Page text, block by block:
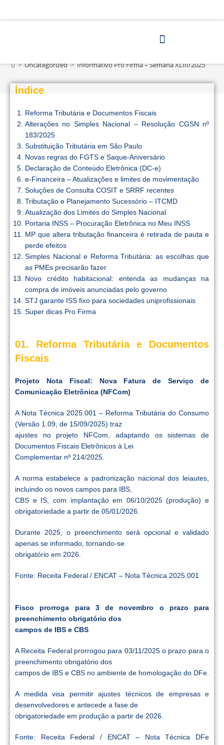
> Uncategorized > Informativo Pro Firma – Semana XLIII/2025
Índice
Reforma Tributária e Documentos Fiscais
Alterações no Simples Nacional – Resolução CGSN nº
183/2025
Substituição Tributária em São Paulo
Novas regras do FGTS e Saque-Aniversário
Declaração de Conteúdo Eletrônica (DC-e)
e-Financeira – Atualizações e limites de movimentação
Soluções de Consulta COSIT e SRRF recentes
Tributação e Planejamento Sucessório – ITCMD
Atualização dos Limites do Simples Nacional
Portaria INSS – Procuração Eletrônica no Meu INSS
MP que altera tributação financeira é retirada de pauta e
perde efeitos
Simples Nacional e Reforma Tributária: as escolhas que
as PMEs precisarão fazer
Novo crédito habitacional: entenda as mudanças na
compra de imóveis anunciadas pelo governo
STJ garante ISS fixo para sociedades uniprofissionais
Super dicas Pro Firma
01. Reforma Tributária e Documentos
Fiscais
Projeto Nota Fiscal: Nova Fatura de Serviço de
Comunicação Eletrônica (NFCom)
A Nota Técnica 2025.001 – Reforma Tributária do Consumo
(Versão 1.09, de 15/09/2025) traz
ajustes no projeto NFCom, adaptando os sistemas de
Documentos Fiscais Eletrônicos à Lei
Complementar nº 214/2025.
A norma estabelece a padronização nacional dos leiautes,
incluindo os novos campos para IBS,
CBS e IS, com implantação em 06/10/2025 (produção) e
obrigatoriedade a partir de 05/01/2026.
Durante 2025, o preenchimento será opcional e validado
apenas se informado, tornando-se
obrigatório em 2026.
Fonte: Receita Federal / ENCAT – Nota Técnica 2025.001
Fisco prorroga para 3 de novembro o prazo para
preenchimento obrigatório dos
campos de IBS e CBS
A Receita Federal prorrogou para 03/11/2025 o prazo para o
preenchimento obrigatório dos
campos de IBS e CBS no ambiente de homologação do DFe.
A medida visa permitir ajustes técnicos de empresas e
desenvolvedores e antecede a fase de
obrigatoriedade em produção a partir de 2026.
Fonte: Receita Federal / ENCAT – Nota Técnica DFe